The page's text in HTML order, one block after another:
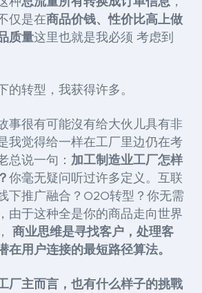
仅是在商品价钱、性价比高上做
质量这里也就是我必须 考虑到
的转型，我获得许多。
事很有可能沒有给大伙儿具有非
我觉得给一样在工厂里边仍在考
总说一句： 加工制造业工厂怎样
你毫无疑问听过许多定义。互联
下推广融合？O2O转型？你无需
由于这种全是你的商品走向世界
， 商业思维是寻找客户，处理客
在用户连接的最短路径算法。
厂主而言，也有什么样子的挑戰